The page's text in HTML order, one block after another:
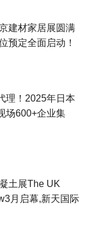
建材家居展圆满
预定全面启动！
理！2025年日本
场600+企业集
土展The UK
月启幕,新天国际